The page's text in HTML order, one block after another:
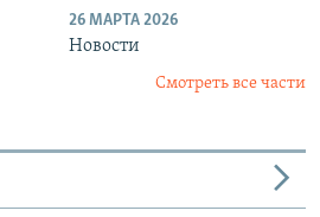
26 МАРТА 2026
Новости
Смотреть все части